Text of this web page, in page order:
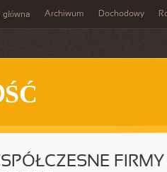
Archiwum Dochodowy